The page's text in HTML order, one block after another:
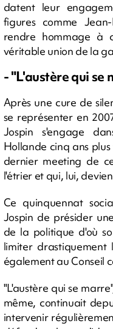
datent leur
figures comme
rendre hommage à
véritable union de la
- "L'austère qui se
Après une cure de
se représenter en
Jospin s'engage
Hollande cinq ans
dernier meeting de
l'étrier et qui, lui,
Ce quinquennat
Jospin de présider
de la politique d'où
limiter
également au Conseil
"L'austère qui se
même, continuait
intervenir